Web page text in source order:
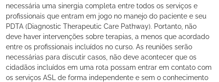
necessária uma sinergia completa entre todos os serviços e
profissionais que entram em jogo no manejo do paciente e seu
PDTA (Diagnostic Therapeutic Care Pathway). Portanto, não
deve haver intervenções sobre terapias, a menos que acordado
entre os profissionais incluídos no curso. As reuniões serão
necessárias para discutir casos, não deve acontecer que os
cidadãos incluídos em uma rota possam entrar em contato com
os serviços ASL de forma independente e sem o conhecimento